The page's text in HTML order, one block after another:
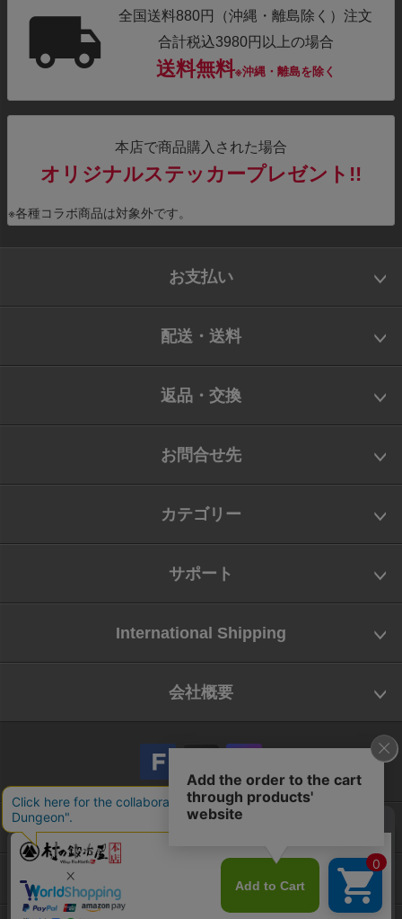
全国送料880円（沖縄・離島除く）注文
合計税込3980円以上の場合
送料無料※沖縄・離島を除く
本店で商品購入された場合
オリジナルステッカープレゼント!!
※各種コラボ商品は対象外です。
お支払い
配送・送料
返品・交換
お問合せ先
カテゴリー
サポート
International Shipping
会社概要
会社概要
お問い合わせ